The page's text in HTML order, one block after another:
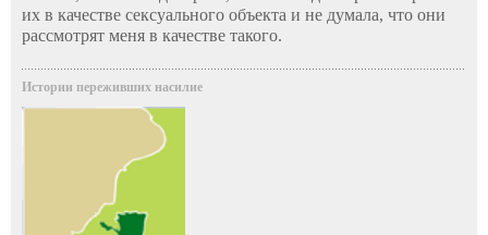
их в качестве сексуального объекта и не думала, что они
рассмотрят меня в качестве такого.
Истории переживших насилие